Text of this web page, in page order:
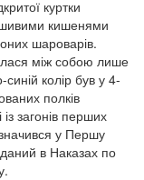
куртки
кишенями
шароварів.
між собою лише
колір був у 4-
полків
загонів перших
у Першу
в Наказах по